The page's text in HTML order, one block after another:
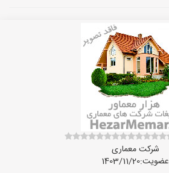
شرکت معماری
عضویت:1403/11/20